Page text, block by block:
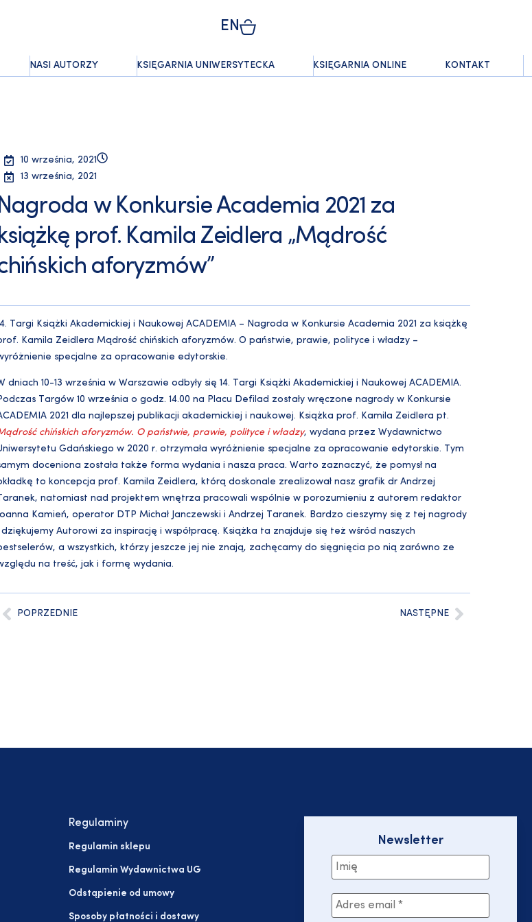
EN
NASI AUTORZY KSIĘGARNIA UNIWERSYTECKA KSIĘGARNIA ONLINE KONTAKT
10 września, 2021
13 września, 2021
w Konkursie Academia 2021 za
prof. Kamila Zeidlera „Mądrość
aforyzmów”
Targi Książki Akademickiej i Naukowej ACADEMIA – Nagroda w Konkursie Academia 2021 za książkę
Kamila Zeidlera Mądrość chińskich aforyzmów. O państwie, prawie, polityce i władzy –
specjalne za opracowanie edytorskie.
dniach 10-13 września w Warszawie odbyły się 14. Targi Książki Akademickiej i Naukowej ACADEMIA.
Targów 10 września o godz. 14.00 na Placu Defilad zostały wręczone nagrody w Konkursie
2021 dla najlepszej publikacji akademickiej i naukowej. Książka prof. Kamila Zeidlera pt.
chińskich aforyzmów. O państwie, prawie, polityce i władzy, wydana przez Wydawnictwo
Gdańskiego w 2020 r. otrzymała wyróżnienie specjalne za opracowanie edytorskie. Tym
doceniona została także forma wydania i nasza praca. Warto zaznaczyć, że pomysł na
to koncepcja prof. Kamila Zeidlera, którą doskonale zrealizował nasz grafik dr Andrzej
natomiast nad projektem wnętrza pracowali wspólnie w porozumieniu z autorem redaktor
Joanna Kamień, operator DTP Michał Janczewski i Andrzej Taranek. Bardzo cieszymy się z tej nagrody
dziękujemy Autorowi za inspirację i współpracę. Książka ta znajduje się też wśród naszych
a wszystkich, którzy jeszcze jej nie znają, zachęcamy do sięgnięcia po nią zarówno ze
na treść, jak i formę wydania.
POPRZEDNIE NASTĘPNE
Regulaminy
Regulamin sklepu
Regulamin Wydawnictwa UG
Odstąpienie od umowy
Sposoby płatności i dostawy
Newsletter